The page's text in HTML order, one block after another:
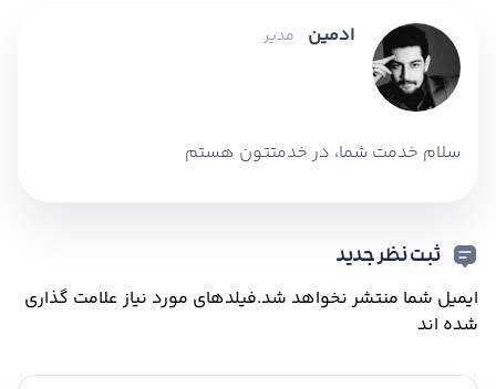
ادمین مدیر
سلام خدمت شما، در خدمتتون هستم
ثبت نظر جدید
ایمیل شما منتشر نخواهد شد.فیلدهای مورد نیاز علامت گذاری
شده اند